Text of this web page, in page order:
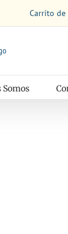
Carrito de
Somos